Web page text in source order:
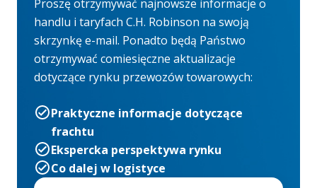
Proszę otrzymywać najnowsze informacje o
handlu i taryfach C.H. Robinson na swoją
skrzynkę e-mail. Ponadto będą Państwo
otrzymywać comiesięczne aktualizacje
dotyczące rynku przewozów towarowych:
Praktyczne informacje dotyczące
frachtu
Ekspercka perspektywa rynku
Co dalej w logistyce